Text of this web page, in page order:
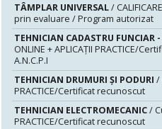
TÂMPLAR UNIVERSAL/
prin evaluare / Program autorizat
TEHNICIAN CADASTRU FUNCIAR
ONLINE + APLICAȚII PRACTICE/
A.N.C.P.I
TEHNICIAN DRUMURI ŞI PODURI /
PRACTICE/Certificat recunoscut
TEHNICIAN ELECTROMECANIC/
PRACTICE/Certificat recunoscut